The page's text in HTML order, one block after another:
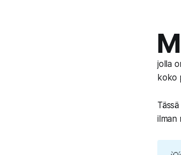
M
jolla
koko
ilman